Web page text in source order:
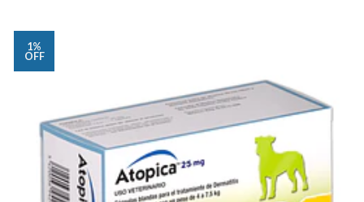
1%
OFF